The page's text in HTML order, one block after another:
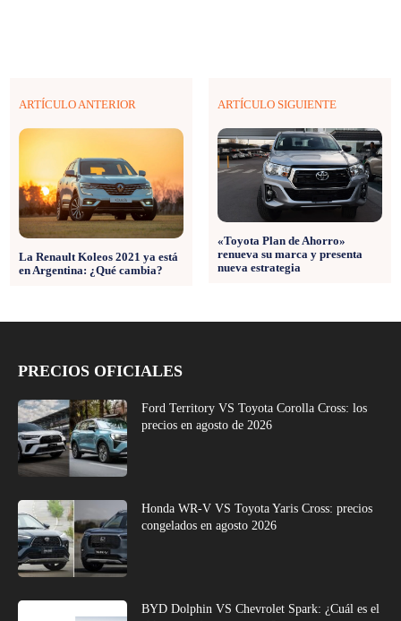
ARTÍCULO ANTERIOR
La Renault Koleos 2021 ya está
en Argentina: ¿Qué cambia?
ARTÍCULO SIGUIENTE
«Toyota Plan de Ahorro»
renueva su marca y presenta
nueva estrategia
PRECIOS OFICIALES
Ford Territory VS Toyota Corolla Cross: los
precios en agosto de 2026
Honda WR-V VS Toyota Yaris Cross: precios
congelados en agosto 2026
BYD Dolphin VS Chevrolet Spark: ¿Cuál es el